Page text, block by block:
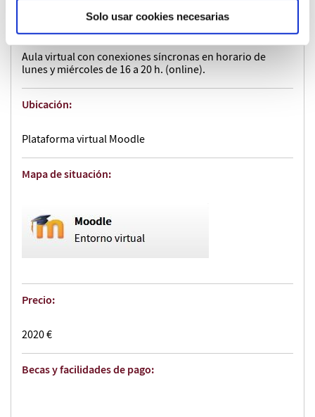
Solo usar cookies necesarias
Aula virtual con conexiones síncronas en horario de
lunes y miércoles de 16 a 20 h. (online).
Ubicación:
Plataforma virtual Moodle
Mapa de situación:
Precio:
2020 €
Becas y facilidades de pago: